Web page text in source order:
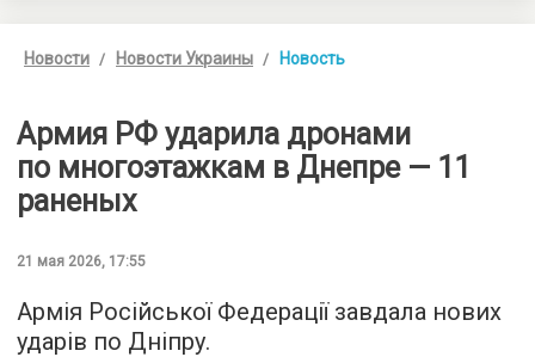
Новости Новости Украины Новость
Армия РФ ударила дронами
по многоэтажкам в Днепре — 11
раненых
21 мая 2026, 17:55
Армія Російської Федерації завдала нових
ударів по Дніпру.